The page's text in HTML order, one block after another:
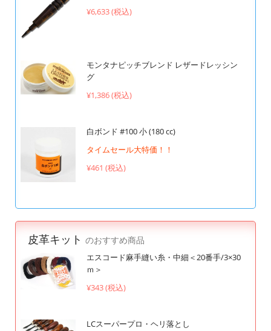
¥6,633 (税込)
モンタナピッチブレンド レザードレッシン
グ
¥1,386 (税込)
白ボンド #100 小 (180 cc)
タイムセール大特価！！
¥461 (税込)
皮革キット のおすすめ商品
エスコード麻手縫い糸・中細＜20番手/3×30
ｍ＞
¥343 (税込)
LCスーパープロ・ヘリ落とし